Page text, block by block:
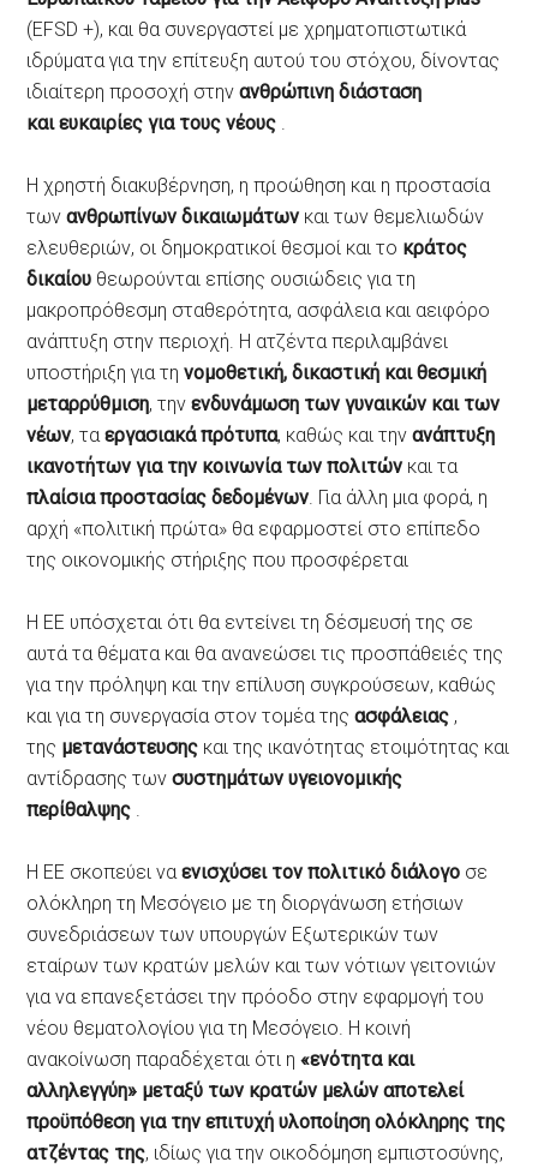
(EFSD +), και θα συνεργαστεί με χρηματοπιστωτικά
ιδρύματα για την επίτευξη αυτού του στόχου, δίνοντας
ιδιαίτερη προσοχή στηνανθρώπινη διάσταση
και ευκαιρίες για τους νέους .
Η χρηστή διακυβέρνηση, η προώθηση και η προστασία
τωνανθρωπίνων δικαιωμάτων και των θεμελιωδών
ελευθεριών, οι δημοκρατικοί θεσμοί και το κράτος
δικαίου θεωρούνται επίσης ουσιώδεις για τη
μακροπρόθεσμη σταθερότητα, ασφάλεια και αειφόρο
ανάπτυξη στην περιοχή. Η ατζέντα περιλαμβάνει
υποστήριξη για τηνομοθετική, δικαστική και θεσμική
μεταρρύθμιση, τηνενδυνάμωση των γυναικών και των
νέων, ταεργασιακά πρότυπα, καθώς και τηνανάπτυξη
ικανοτήτων για την κοινωνία των πολιτών και τα
πλαίσια προστασίας δεδομένων. Για άλλη μια φορά, η
αρχή «πολιτική πρώτα» θα εφαρμοστεί στο επίπεδο
της οικονομικής στήριξης που προσφέρεται
Η ΕΕ υπόσχεται ότι θα εντείνει τη δέσμευσή της σε
αυτά τα θέματα και θα ανανεώσει τις προσπάθειές της
για την πρόληψη και την επίλυση συγκρούσεων, καθώς
και για τη συνεργασία στον τομέα τηςασφάλειας ,
της μετανάστευσης και της ικανότητας ετοιμότητας και
αντίδρασης τωνσυστημάτων υγειονομικής
περίθαλψης .
Η ΕΕ σκοπεύει ναενισχύσει τον πολιτικό διάλογο σε
ολόκληρη τη Μεσόγειο με τη διοργάνωση ετήσιων
συνεδριάσεων των υπουργών Εξωτερικών των
εταίρων των κρατών μελών και των νότιων γειτονιών
για να επανεξετάσει την πρόοδο στην εφαρμογή του
νέου θεματολογίου για τη Μεσόγειο. Η κοινή
ανακοίνωση παραδέχεται ότι η«ενότητα και
αλληλεγγύη» μεταξύ των κρατών μελών αποτελεί
προϋπόθεση για την επιτυχή υλοποίηση ολόκληρης της
ατζέντας της, ιδίως για την οικοδόμηση εμπιστοσύνης,